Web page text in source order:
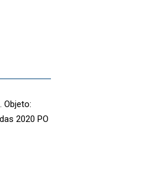
Objeto:
2020 PO